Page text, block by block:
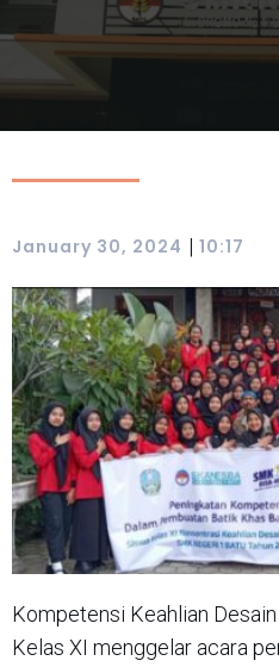
January 30, 2024 | 10:17
Kompetensi Keahlian
Kelas XI menggelar acara